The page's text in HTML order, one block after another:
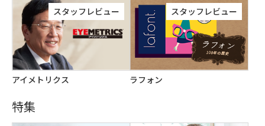
スタッフレビュー
アイメトリクス
スタッフレビュー
ラフォン
特集